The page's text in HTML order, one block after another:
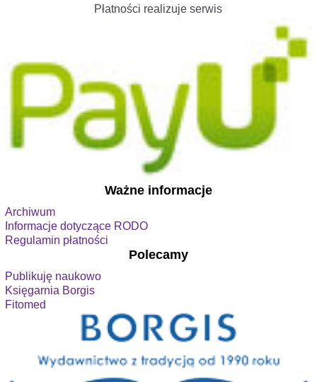
Płatności realizuje serwis
Ważne informacje
Archiwum
Informacje dotyczące RODO
Regulamin płatności
Polecamy
Publikuję naukowo
Księgarnia Borgis
Fitomed